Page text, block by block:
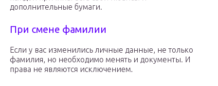
дополнительные бумаги.
При смене фамилии
Если у вас изменились личные данные, не только
фамилия, но необходимо менять и документы. И
права не являются исключением.